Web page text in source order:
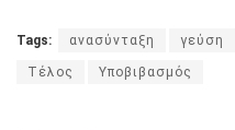
Tags: ανασύνταξη γεύση
Τέλος Υποβιβασμός